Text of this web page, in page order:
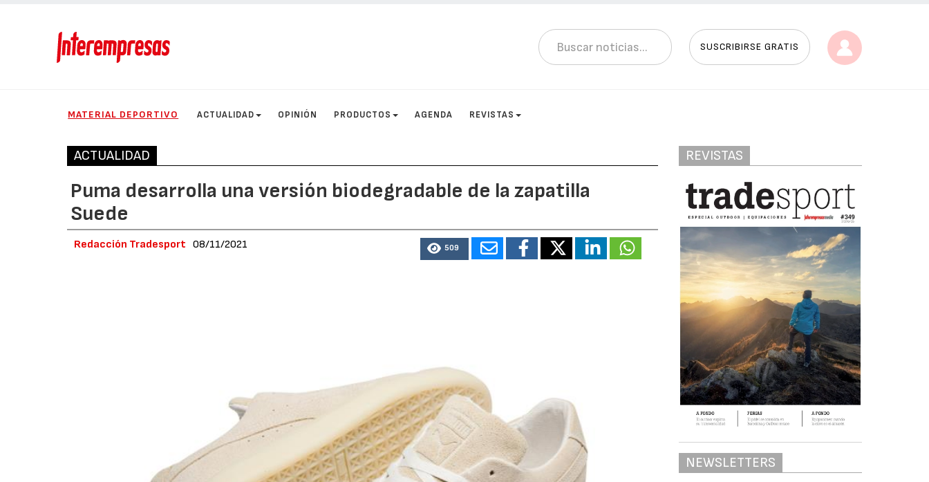
SUSCRIBIRSE GRATIS
MATERIAL DEPORTIVO ACTUALIDAD OPINIÓN PRODUCTOS AGENDA REVISTAS
ACTUALIDAD
Puma desarrolla una versión biodegradable de la zapatilla
Suede
Redacción Tradesport 08/11/2021 509
REVISTAS
NEWSLETTERS